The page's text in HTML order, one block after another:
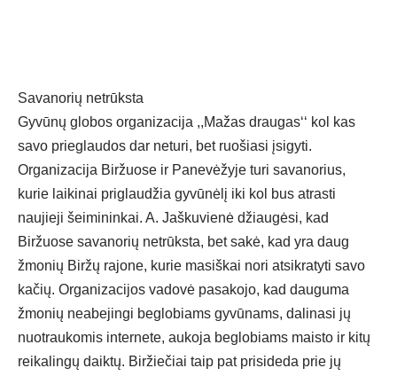
Savanorių netrūksta
Gyvūnų globos organizacija ,,Mažas draugas‘‘ kol kas
savo prieglaudos dar neturi, bet ruošiasi įsigyti.
Organizacija Biržuose ir Panevėžyje turi savanorius,
kurie laikinai priglaudžia gyvūnėlį iki kol bus atrasti
naujieji šeimininkai. A. Jaškuvienė džiaugėsi, kad
Biržuose savanorių netrūksta, bet sakė, kad yra daug
žmonių Biržų rajone, kurie masiškai nori atsikratyti savo
kačių. Organizacijos vadovė pasakojo, kad dauguma
žmonių neabejingi beglobiams gyvūnams, dalinasi jų
nuotraukomis internete, aukoja beglobiams maisto ir kitų
reikalingų daiktų. Biržiečiai taip pat prisideda prie jų